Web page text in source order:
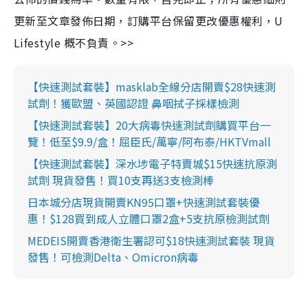
更新至文章發佈日期，訂購平台保留更改優惠權利，U
Lifestyle 概不負責。>>
【快速測試套裝】masklab全線分店開賣$28快速測
試劑！獲歐盟、英國認證 鼻咽拭子採樣檢測
【快速測試套裝】20大病毒快速測試劑購買平台一
覽！低至$9.9/盒！屈臣氏/萬寧/阿布泰/HKTVmall
【快速測試套裝】深水埗電子特賣城$15快速抗原測
試劑 現貨發售！買10支再送3支檢測棒
日本城分店現貨開賣KN95口罩+快速測試套裝優
惠！$128買到成人立體口罩2盒+5支抗原檢測試劑
MEDEIS開賣香港衛生署認可$18快速測試套裝 現貨
發售！可檢測Delta、Omicron病毒